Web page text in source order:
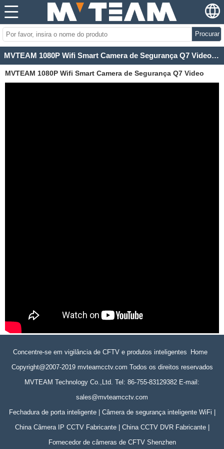
Procurar
MVTEAM 1080P Wifi Smart Camera de Segurança Q7 Video User Guide
MVTEAM 1080P Wifi Smart Camera de Segurança Q7 Video
Concentre-se em vigilância de CFTV e produtos inteligentes Home
Copyright@2007-2019 mvteamcctv.com Todos os direitos reservados
MVTEAM Technology Co.,Ltd. Tel: 86-755-83129382 E-mail:
sales@mvteamcctv.com
Fechadura de porta inteligente | Câmera de segurança inteligente WiFi |
China Câmera IP CCTV Fabricante | China CCTV DVR Fabricante |
Fornecedor de câmeras de CFTV Shenzhen